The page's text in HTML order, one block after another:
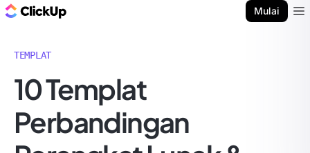
Mulai
TEMPLAT
10 Templat
Perbandingan